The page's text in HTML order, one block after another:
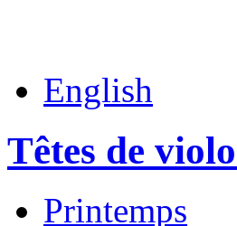
English
Têtes de
Printemps